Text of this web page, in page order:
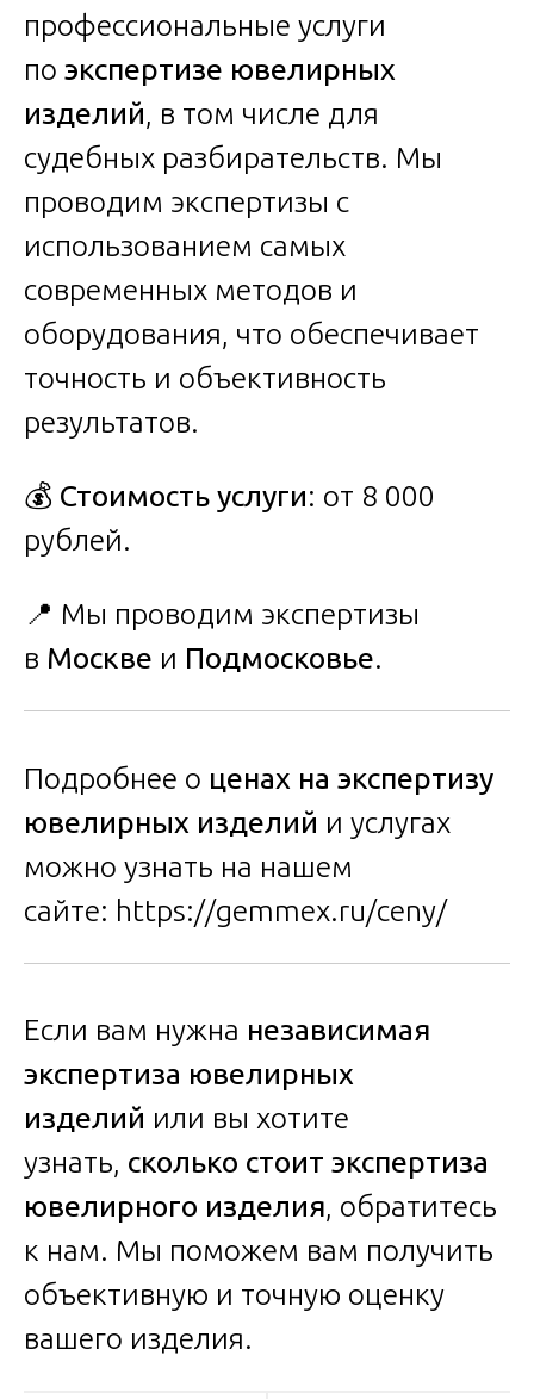
профессиональные услуги
по экспертизе ювелирных
изделий, в том числе для
судебных разбирательств. Мы
проводим экспертизы с
использованием самых
современных методов и
оборудования, что обеспечивает
точность и объективность
результатов.
💰 Стоимость услуги: от 8 000
рублей.
📍 Мы проводим экспертизы
в Москве и Подмосковье.
Подробнее о ценах на экспертизу
ювелирных изделий и услугах
можно узнать на нашем
сайте: https://gemmex.ru/ceny/
Если вам нужна независимая
экспертиза ювелирных
изделий или вы хотите
узнать, сколько стоит экспертиза
ювелирного изделия, обратитесь
к нам. Мы поможем вам получить
объективную и точную оценку
вашего изделия.